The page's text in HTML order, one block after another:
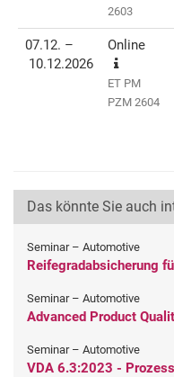
2603
07.12. –
10.12.2026
Online
ET PM
PZM 2604
Das könnte Sie auch
Seminar – Automotive
Reifegradabsicherung
Seminar – Automotive
Advanced Product
Seminar – Automotive
VDA 6.3:2023 -